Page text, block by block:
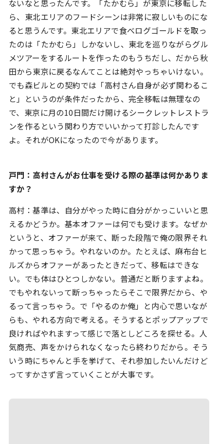
ないなと思ったんです。「たかむら」が東京に移転した
ら、東北エリアのフードシーンは非常に寂しいものにな
ると思うんです。東北エリアで食べログゴールドを取っ
たのは「たかむら」しかないし、東北を巡りながらグル
メツアーをするルートを作ったのもうちだし、だから秋
田から東京に戻るなんてことは絶対やっちゃいけない。
でも森ビルとの契約では「高村さん自身が必ず関わるこ
と」というのが条件だったから、完全移転は無理なの
で、東京に月の10日間だけ開けるシークレットレストラ
ンを作るという関わり方でいいかって打診したんです
よ。それがOKになったので今があります。
戸門：高村さんがお仕事を受ける際の基準は何かありま
すか？
高村：基準は、自分がやった時に自分がかっこいいと思
えるかどうか。基本オファーは何でも受けます。なぜか
というと、オファーが来て、断った段階で俺の限界それ
かって思っちゃう。やれないのか。たとえば、麻布台ヒ
ルズからオファーがあったときだって、移転はできな
い。でも体はひとつしかない。普通だと断りますよね。
でもやれないって断っちゃったらそこで限界だから、や
るって言っちゃう。で「やるのか俺」と内心で思いなが
らも、やれる方向で考える。そうするとポップアップで
良ければやれますって感じで落としどころを探せる。人
気商売、声をかけられなくなったら終わりだから。そう
いう時にちゃんと手を挙げて、それ参加したいんだけど
ってすかさず言っていくことが大事です。